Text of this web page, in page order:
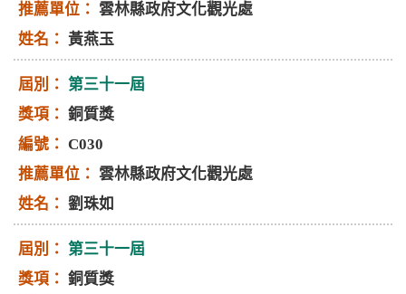
雲林縣政府文化觀光處
黃燕玉
第三十一屆
銅質獎
C030
雲林縣政府文化觀光處
劉珠如
第三十一屆
銅質獎